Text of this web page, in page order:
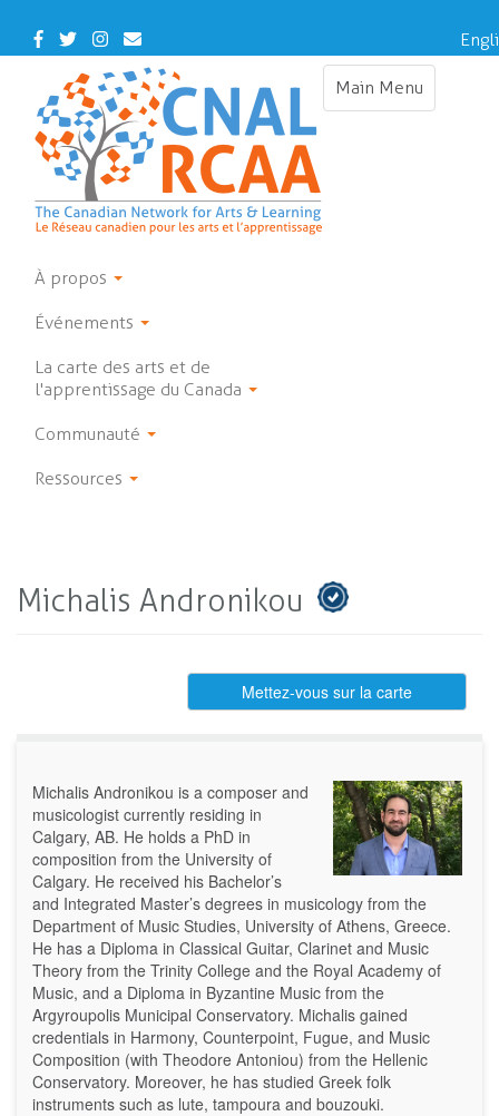
main
Facebook
TwitterInstagram
Contact
Us
Main Menu
Toggle
À propos
Événements
La carte des arts et de
l'apprentissage du Canada
Communauté
Ressources
Michalis Andronikou
Mettez-vous sur la carte
Michalis Andronikou is a composer and
musicologist currently residing in
Calgary, AB. He holds a PhD in
composition from the University of
Calgary. He received his Bachelor’s
and Integrated Master’s degrees in musicology from the
Department of Music Studies, University of Athens, Greece.
He has a Diploma in Classical Guitar, Clarinet and Music
Theory from the Trinity College and the Royal Academy of
Music, and a Diploma in Byzantine Music from the
Argyroupolis Municipal Conservatory. Michalis gained
credentials in Harmony, Counterpoint, Fugue, and Music
Composition (with Theodore Antoniou) from the Hellenic
Conservatory. Moreover, he has studied Greek folk
instruments such as lute, tampoura and bouzouki.